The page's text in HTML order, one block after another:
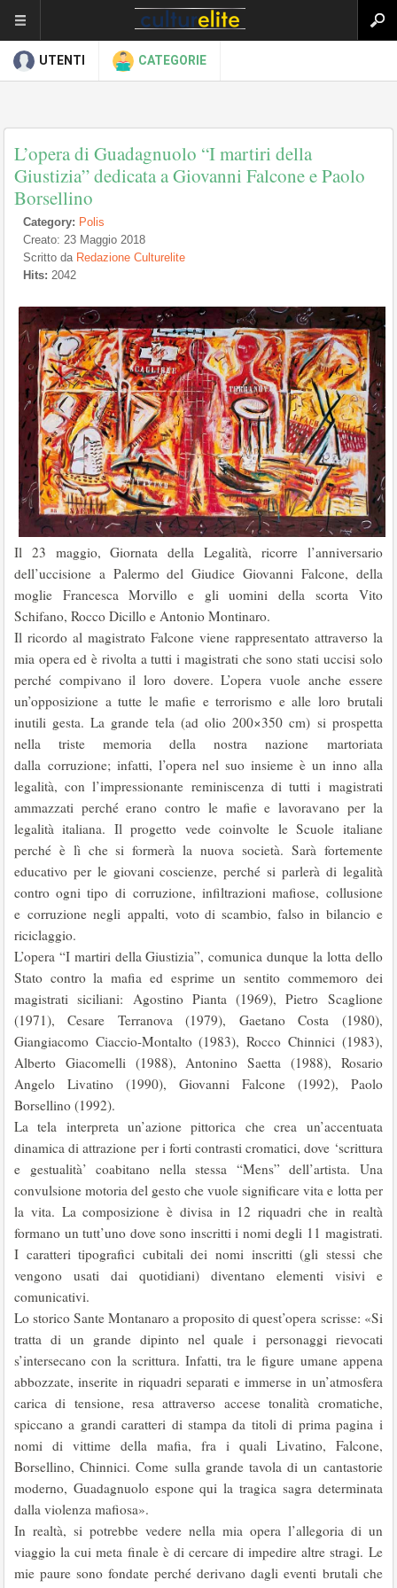
UTENTI CATEGORIE
L’opera di Guadagnuolo “I martiri della
Giustizia” dedicata a Giovanni Falcone e Paolo
Borsellino
Category: Polis
Creato: 23 Maggio 2018
Scritto da Redazione Culturelite
Hits: 2042
Il 23 maggio, Giornata della Legalità, ricorre l’anniversario
dell’uccisione a Palermo del Giudice Giovanni Falcone, della
moglie Francesca Morvillo e gli uomini della scorta Vito
Schifano, Rocco Dicillo e Antonio Montinaro.
Il ricordo al magistrato Falcone viene rappresentato attraverso la
mia opera ed è rivolta a tutti i magistrati che sono stati uccisi solo
perché compivano il loro dovere. L’opera vuole anche essere
un’opposizione a tutte le mafie e terrorismo e alle loro brutali
inutili gesta. La grande tela (ad olio 200×350 cm) si prospetta
nella triste memoria della nostra nazione martoriata
dalla corruzione; infatti, l’opera nel suo insieme è un inno alla
legalità, con l’impressionante reminiscenza di tutti i magistrati
ammazzati perché erano contro le mafie e lavoravano per la
legalità italiana. Il progetto vede coinvolte le Scuole italiane
perché è lì che si formerà la nuova società. Sarà fortemente
educativo per le giovani coscienze, perché si parlerà di legalità
contro ogni tipo di corruzione, infiltrazioni mafiose, collusione
e corruzione negli appalti, voto di scambio, falso in bilancio e
riciclaggio.
L’opera “I martiri della Giustizia”, comunica dunque la lotta dello
Stato contro la mafia ed esprime un sentito commemoro dei
magistrati siciliani: Agostino Pianta (1969), Pietro Scaglione
(1971), Cesare Terranova (1979), Gaetano Costa (1980),
Giangiacomo Ciaccio-Montalto (1983), Rocco Chinnici (1983),
Alberto Giacomelli (1988), Antonino Saetta (1988), Rosario
Angelo Livatino (1990), Giovanni Falcone (1992), Paolo
Borsellino (1992).
La tela interpreta un’azione pittorica che crea un’accentuata
dinamica di attrazione per i forti contrasti cromatici, dove ‘scrittura
e gestualità’ coabitano nella stessa “Mens” dell’artista. Una
convulsione motoria del gesto che vuole significare vita e lotta per
la vita. La composizione è divisa in 12 riquadri che in realtà
formano un tutt’uno dove sono inscritti i nomi degli 11 magistrati.
I caratteri tipografici cubitali dei nomi inscritti (gli stessi che
vengono usati dai quotidiani) diventano elementi visivi e
comunicativi.
Lo storico Sante Montanaro a proposito di quest’opera scrisse: «Si
tratta di un grande dipinto nel quale i personaggi rievocati
s’intersecano con la scrittura. Infatti, tra le figure umane appena
abbozzate, inserite in riquadri separati e immerse in un’atmosfera
carica di tensione, resa attraverso accese tonalità cromatiche,
spiccano a grandi caratteri di stampa da titoli di prima pagina i
nomi di vittime della mafia, fra i quali Livatino, Falcone,
Borsellino, Chinnici. Come sulla grande tavola di un cantastorie
moderno, Guadagnuolo espone qui la tragica sagra determinata
dalla violenza mafiosa».
In realtà, si potrebbe vedere nella mia opera l’allegoria di un
viaggio la cui meta finale è di cercare di impedire altre stragi. Le
mie paure sono fondate perché derivano dagli eventi brutali che